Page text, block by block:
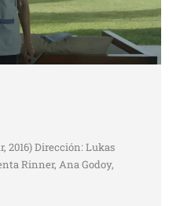
2016) Dirección: Lukas
Rinner, Ana Godoy,